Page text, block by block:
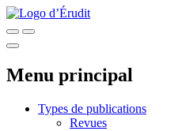
Menu principal
Types de publications
Revues